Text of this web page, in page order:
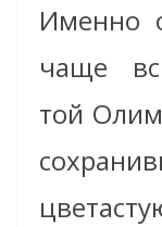
Именно
чаще
той